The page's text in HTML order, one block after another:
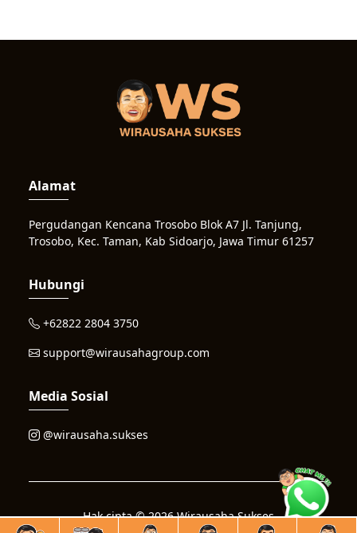
Alamat
Pergudangan Kencana Trosobo Blok A7 Jl. Tanjung,
Trosobo, Kec. Taman, Kab Sidoarjo, Jawa Timur 61257
Hubungi
+62822 2804 3750
support@wirausahagroup.com
Media Sosial
@wirausaha.sukses
Hak cipta © 2026 Wirausaha Sukses